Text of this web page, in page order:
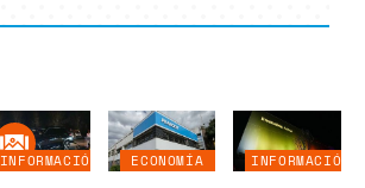
INFORMACIÓN
ECONOMÍA
INFORMACIÓN